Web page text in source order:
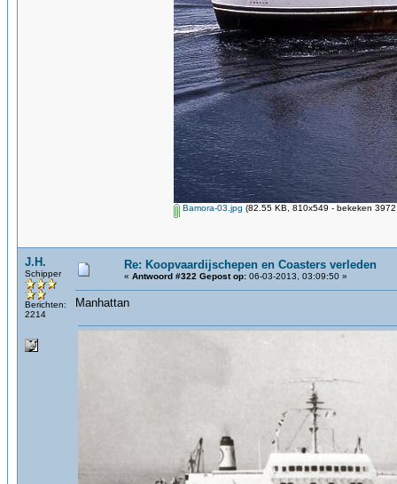
Bamora-03.jpg (82.55 KB, 810x549 - bekeken 3972
J.H.
Schipper
Berichten:
2214
Re: Koopvaardijschepen en Coasters verleden
« Antwoord #322 Gepost op: 06-03-2013, 03:09:50 »
Manhattan